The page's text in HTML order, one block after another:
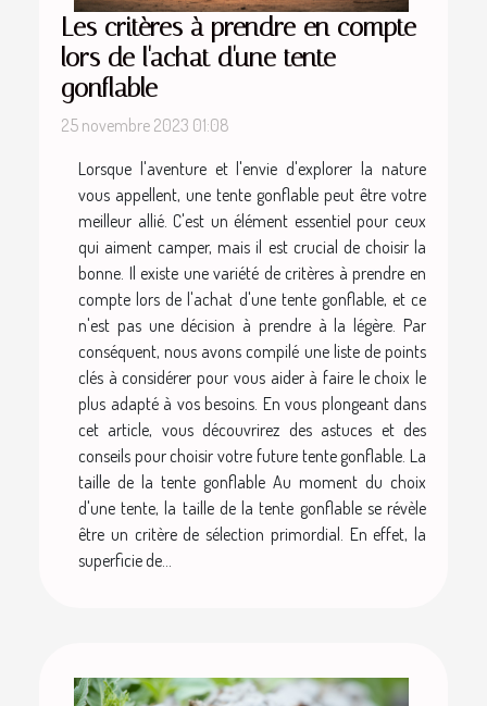
Les critères à prendre en compte
lors de l'achat d'une tente
gonflable
25 novembre 2023 01:08
Lorsque l'aventure et l'envie d'explorer la nature
vous appellent, une tente gonflable peut être votre
meilleur allié. C'est un élément essentiel pour ceux
qui aiment camper, mais il est crucial de choisir la
bonne. Il existe une variété de critères à prendre en
compte lors de l'achat d'une tente gonflable, et ce
n'est pas une décision à prendre à la légère. Par
conséquent, nous avons compilé une liste de points
clés à considérer pour vous aider à faire le choix le
plus adapté à vos besoins. En vous plongeant dans
cet article, vous découvrirez des astuces et des
conseils pour choisir votre future tente gonflable. La
taille de la tente gonflable Au moment du choix
d'une tente, la taille de la tente gonflable se révèle
être un critère de sélection primordial. En effet, la
superficie de...